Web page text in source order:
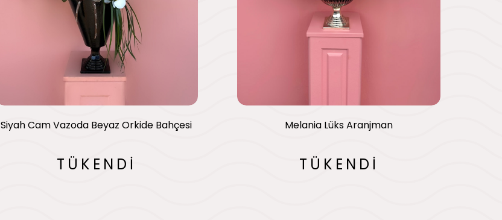
Siyah Cam Vazoda Beyaz Orkide Bahçesi
TÜKENDİ
Melania Lüks Aranjman
TÜKENDİ